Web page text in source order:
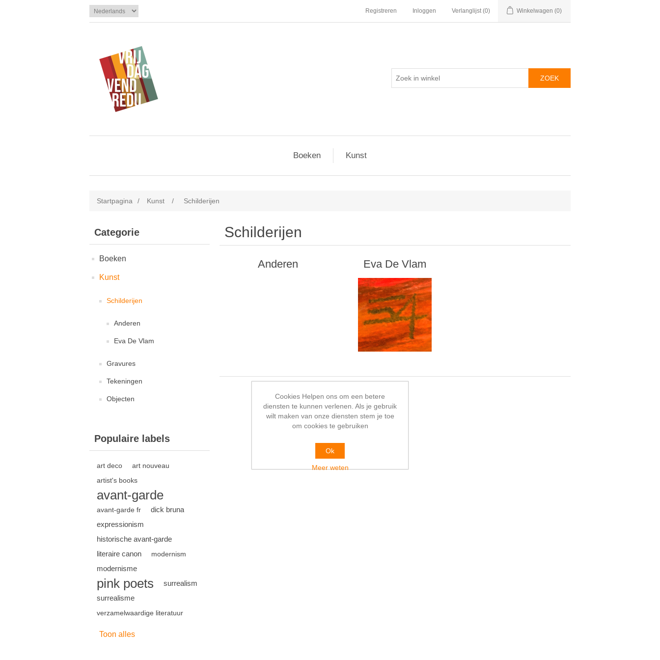
Registreren Inloggen Verlanglijst (0) Winkelwagen (0)
Boeken Kunst
Startpagina / Kunst / Schilderijen
Categorie
Boeken
Kunst
Schilderijen
Anderen
Eva De Vlam
Gravures
Tekeningen
Objecten
Populaire labels
art deco
art nouveau
artist's books
avant-garde
avant-garde fr
dick bruna
expressionism
historische avant-garde
literaire canon
modernism
modernisme
pink poets
surrealism
surrealisme
verzamelwaardige literatuur
Toon alles
Schilderijen
Anderen Eva De Vlam
Cookies Helpen ons om een betere
diensten te kunnen verlenen. Als je gebruik
wilt maken van onze diensten stem je toe
om cookies te gebruiken
Ok
Meer weten